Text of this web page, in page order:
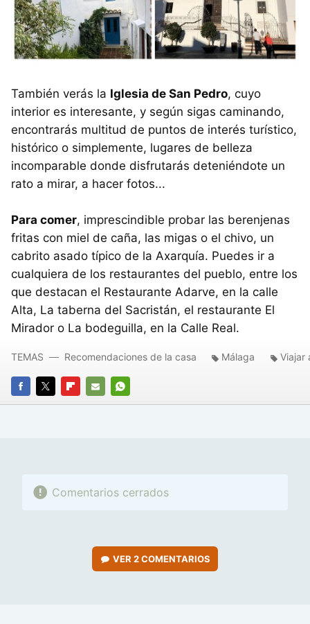
También verás la Iglesia de San Pedro, cuyo
interior es interesante, y según sigas caminando,
encontrarás multitud de puntos de interés turístico,
histórico o simplemente, lugares de belleza
incomparable donde disfrutarás deteniéndote un
rato a mirar, a hacer fotos...
Para comer, imprescindible probar las berenjenas
fritas con miel de caña, las migas o el chivo, un
cabrito asado típico de la Axarquía. Puedes ir a
cualquiera de los restaurantes del pueblo, entre los
que destacan el Restaurante Adarve, en la calle
Alta, La taberna del Sacristán, el restaurante El
Mirador o La bodeguilla, en la Calle Real.
FACEBOOK
TWITTERFLIPBOARD
E-
WHATSAPP
TEMAS Recomendaciones de la casa Málaga Viajar
Comentarios cerrados
VER2 COMENTARIOS